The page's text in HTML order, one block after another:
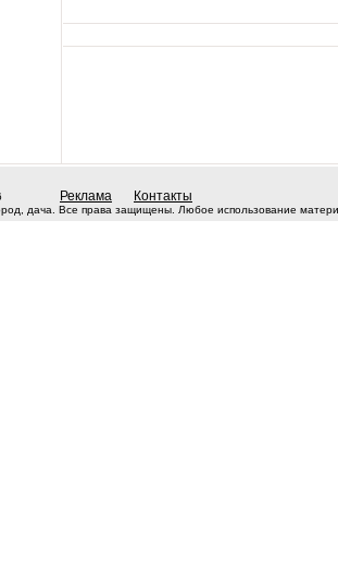
Реклама Контакты
дача. Все права защищены. Любое использование